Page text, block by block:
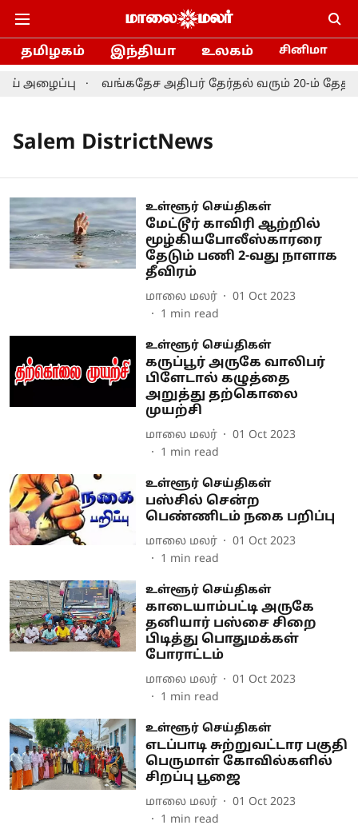
தமிழகம் இந்தியா உலகம் சினிமா
அழைப்பு வங்கதேச அதிபர் தேர்தல் வரும் 20-ம்
Salem DistrictNews
உள்ளூர் செய்திகள்
மேட்டூர் காவிரி ஆற்றில்
மூழ்கியபோலீஸ்காரரை
தேடும் பணி 2-வது நாளாக
தீவிரம்
மாலை மலர்
01 Oct 2023
1 min read
உள்ளூர் செய்திகள்
கருப்பூர் அருகே வாலிபர்
பிளேடால் கழுத்தை
அறுத்து தற்கொலை
முயற்சி
மாலை மலர்
01 Oct 2023
1 min read
உள்ளூர் செய்திகள்
பஸ்சில் சென்ற
பெண்ணிடம் நகை பறிப்பு
மாலை மலர்
01 Oct 2023
1 min read
உள்ளூர் செய்திகள்
காடையாம்பட்டி அருகே
தனியார் பஸ்சை சிறை
பிடித்து பொதுமக்கள்
போராட்டம்
மாலை மலர்
01 Oct 2023
1 min read
உள்ளூர் செய்திகள்
எடப்பாடி சுற்றுவட்டார பகுதி
பெருமாள் கோவில்களில்
சிறப்பு பூஜை
மாலை மலர்
01 Oct 2023
1 min read